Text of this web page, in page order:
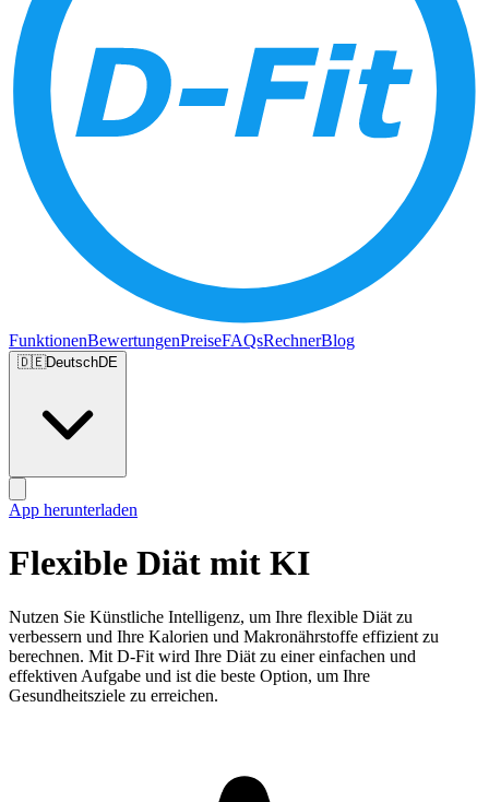
FunktionenBewertungenPreiseFAQsRechnerBlog
🇩🇪DeutschDE
App herunterladen
Flexible Diät mit KI
Nutzen Sie Künstliche Intelligenz, um Ihre flexible Diät zu
verbessern und Ihre Kalorien und Makronährstoffe effizient zu
berechnen. Mit D-Fit wird Ihre Diät zu einer einfachen und
effektiven Aufgabe und ist die beste Option, um Ihre
Gesundheitsziele zu erreichen.